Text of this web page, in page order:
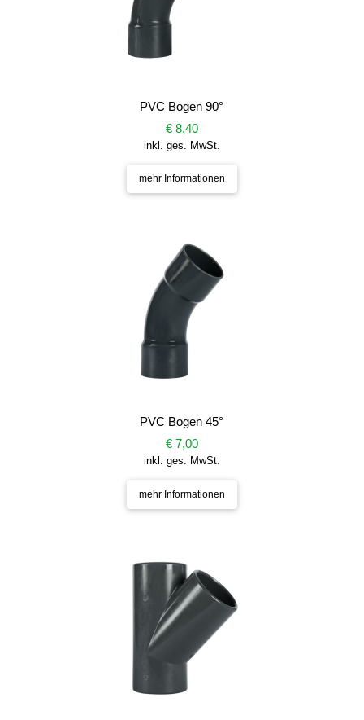
PVC Bogen 90°
€ 8,40
inkl. ges. MwSt.
mehr Informationen
PVC Bogen 45°
€ 7,00
inkl. ges. MwSt.
mehr Informationen